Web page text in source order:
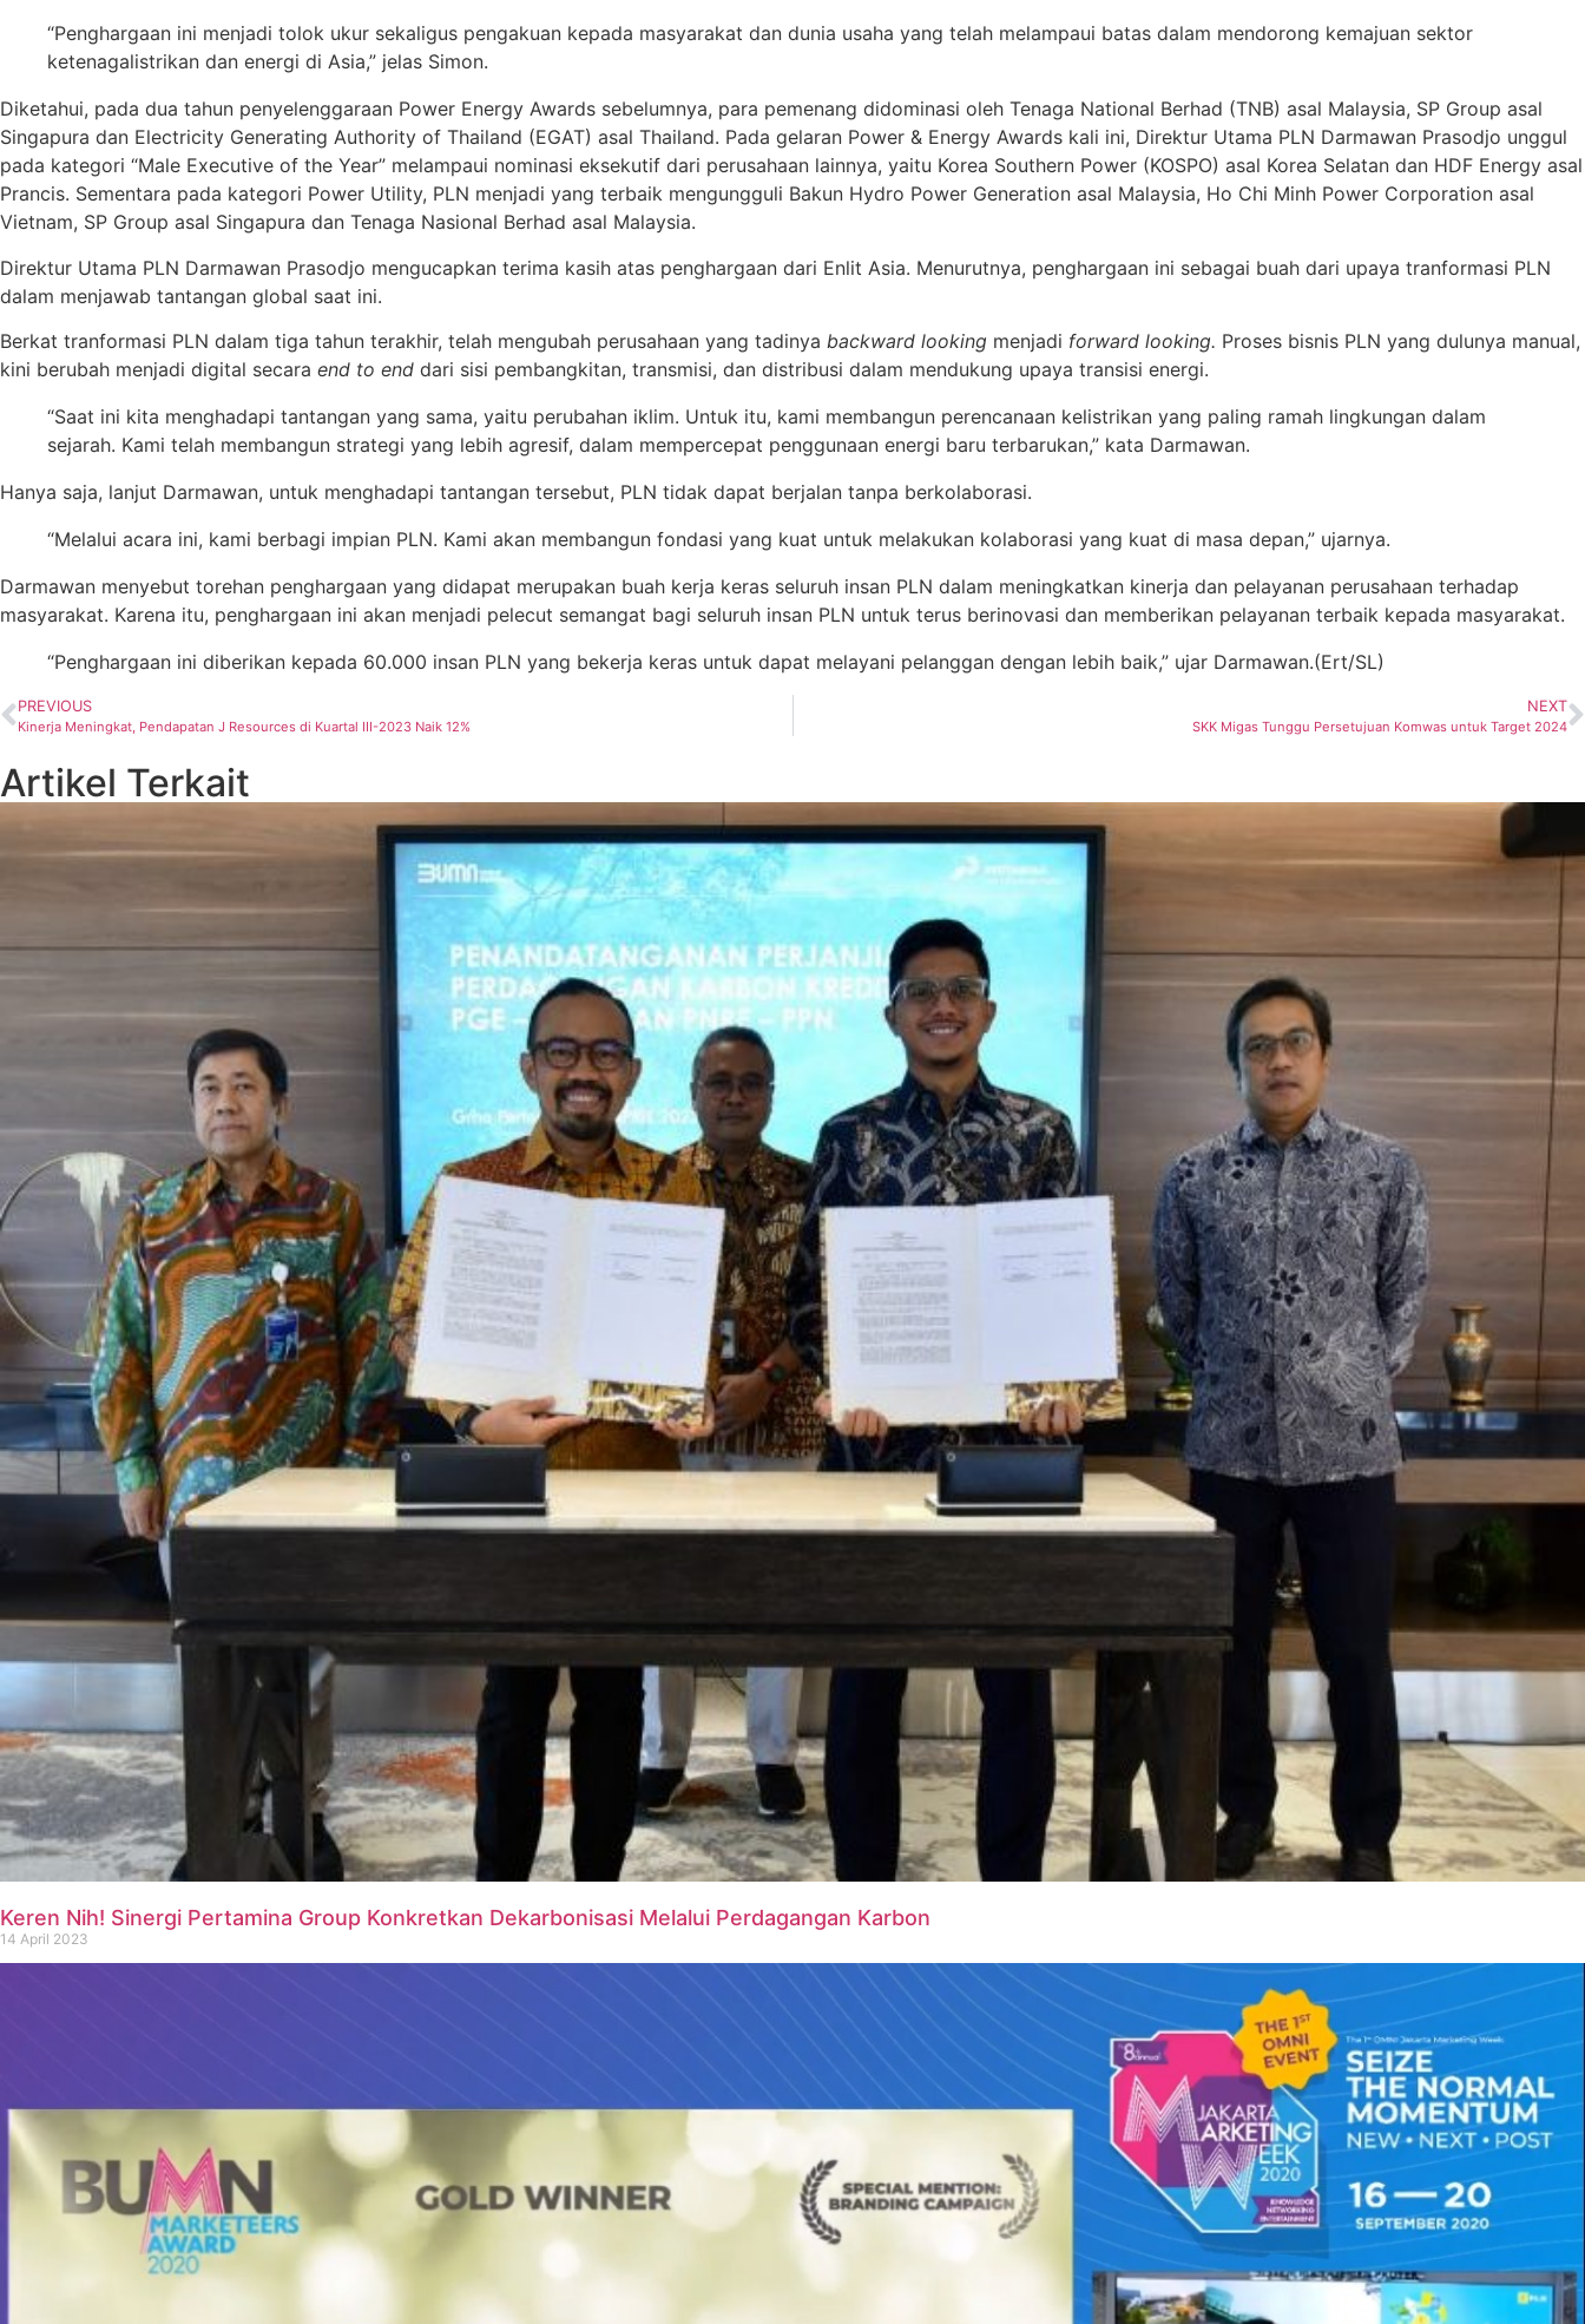
“Penghargaan ini menjadi tolok ukur sekaligus pengakuan kepada masyarakat dan dunia usaha yang telah melampaui batas dalam mendorong kemajuan sektor
ketenagalistrikan dan energi di Asia,” jelas Simon.
Diketahui, pada dua tahun penyelenggaraan Power Energy Awards sebelumnya, para pemenang didominasi oleh Tenaga National Berhad (TNB) asal Malaysia, SP Group asal
Singapura dan Electricity Generating Authority of Thailand (EGAT) asal Thailand. Pada gelaran Power & Energy Awards kali ini, Direktur Utama PLN Darmawan Prasodjo unggul
pada kategori “Male Executive of the Year” melampaui nominasi eksekutif dari perusahaan lainnya, yaitu Korea Southern Power (KOSPO) asal Korea Selatan dan HDF Energy asal
Prancis. Sementara pada kategori Power Utility, PLN menjadi yang terbaik mengungguli Bakun Hydro Power Generation asal Malaysia, Ho Chi Minh Power Corporation asal
Vietnam, SP Group asal Singapura dan Tenaga Nasional Berhad asal Malaysia.
Direktur Utama PLN Darmawan Prasodjo mengucapkan terima kasih atas penghargaan dari Enlit Asia. Menurutnya, penghargaan ini sebagai buah dari upaya tranformasi PLN
dalam menjawab tantangan global saat ini.
Berkat tranformasi PLN dalam tiga tahun terakhir, telah mengubah perusahaan yang tadinya backward looking menjadi forward looking. Proses bisnis PLN yang dulunya manual,
kini berubah menjadi digital secara end to end dari sisi pembangkitan, transmisi, dan distribusi dalam mendukung upaya transisi energi.
“Saat ini kita menghadapi tantangan yang sama, yaitu perubahan iklim. Untuk itu, kami membangun perencanaan kelistrikan yang paling ramah lingkungan dalam
sejarah. Kami telah membangun strategi yang lebih agresif, dalam mempercepat penggunaan energi baru terbarukan,” kata Darmawan.
Hanya saja, lanjut Darmawan, untuk menghadapi tantangan tersebut, PLN tidak dapat berjalan tanpa berkolaborasi.
“Melalui acara ini, kami berbagi impian PLN. Kami akan membangun fondasi yang kuat untuk melakukan kolaborasi yang kuat di masa depan,” ujarnya.
Darmawan menyebut torehan penghargaan yang didapat merupakan buah kerja keras seluruh insan PLN dalam meningkatkan kinerja dan pelayanan perusahaan terhadap
masyarakat. Karena itu, penghargaan ini akan menjadi pelecut semangat bagi seluruh insan PLN untuk terus berinovasi dan memberikan pelayanan terbaik kepada masyarakat.
“Penghargaan ini diberikan kepada 60.000 insan PLN yang bekerja keras untuk dapat melayani pelanggan dengan lebih baik,” ujar Darmawan.(Ert/SL)
PREVIOUS
Kinerja Meningkat, Pendapatan J Resources di Kuartal III-2023 Naik 12%
NEXT
SKK Migas Tunggu Persetujuan Komwas untuk Target 2024
Artikel Terkait
Keren Nih! Sinergi Pertamina Group Konkretkan Dekarbonisasi Melalui Perdagangan Karbon
14 April 2023